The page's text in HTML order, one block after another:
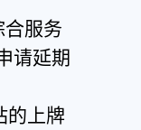
合服务
请延期
的 上牌